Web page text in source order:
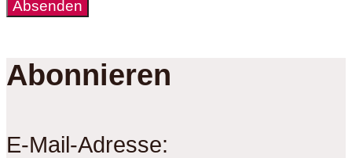
Abonnieren
E-Mail-Adresse: